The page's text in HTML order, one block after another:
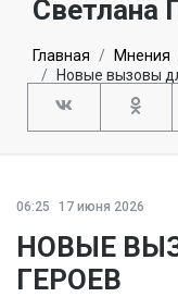
Светлана
Главная Мнения
Новые вызовы
06:25 17 июня 2026
НОВЫЕ
ГЕРОЕВ